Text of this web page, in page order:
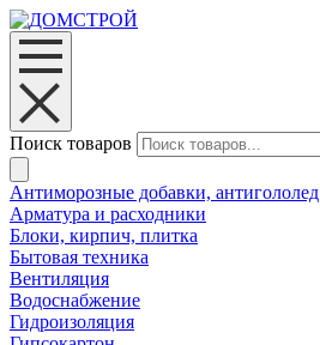
Поиск товаров
Антиморозные добавки, антигололед
Арматура и расходники
Блоки, кирпич, плитка
Бытовая техника
Вентиляция
Водоснабжение
Гидроизоляция